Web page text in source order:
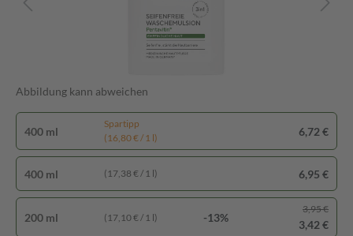
Abbildung kann abweichen
400 ml
Spartipp
(16,80 € / 1 l)
6,72 €
400 ml (17,38 € / 1 l) 6,95 €
200 ml (17,10 € / 1 l) -13%
3,95 €
3,42 €